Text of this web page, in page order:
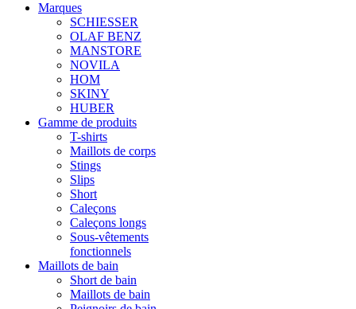
Marques
SCHIESSER
OLAF BENZ
MANSTORE
NOVILA
HOM
SKINY
HUBER
Gamme de produits
T-shirts
Maillots de corps
Stings
Slips
Short
Caleçons
Caleçons longs
Sous-vêtements
fonctionnels
Maillots de bain
Short de bain
Maillots de bain